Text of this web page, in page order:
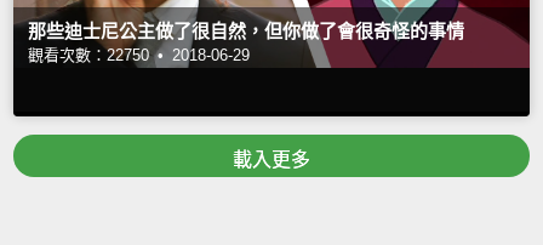
那些迪士尼公主做了很自然，但你做了會很奇怪的事情
觀看次數：22750 • 2018-06-29
載入更多